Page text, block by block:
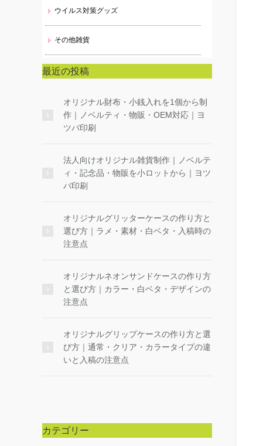
ウイルス対策グッズ
その他雑貨
最近の投稿
オリジナル財布・小銭入れを1個から制
作｜ノベルティ・物販・OEM対応｜ヨ
ツバ印刷
法人向けオリジナル雑貨制作｜ノベルテ
ィ・記念品・物販を小ロットから｜ヨツ
バ印刷
オリジナルグリッターケースの作り方と
選び方｜ラメ・素材・白ベタ・入稿時の
注意点
オリジナルネオンサンドケースの作り方
と選び方｜カラー・白ベタ・デザインの
注意点
オリジナルグリップケースの作り方と選
び方｜通常・クリア・カラータイプの違
いと入稿の注意点
カテゴリー